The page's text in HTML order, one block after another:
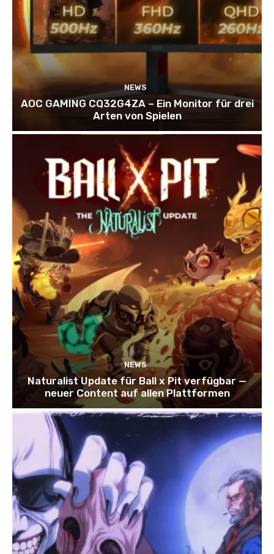
NEWS
AOC GAMING CQ32G4ZA – Ein Monitor für drei
Arten von Spielen
NEWS
Naturalist Update für Ball x Pit verfügbar —
neuer Content auf allen Plattformen